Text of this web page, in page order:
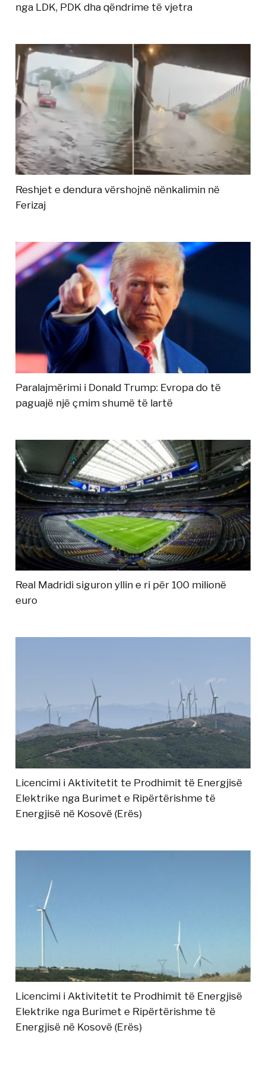
nga LDK, PDK dha qëndrime të vjetra
Reshjet e dendura vërshojnë nënkalimin në
Ferizaj
Paralajmërimi i Donald Trump: Evropa do të
paguajë një çmim shumë të lartë
Real Madridi siguron yllin e ri për 100 milionë
euro
Licencimi i Aktivitetit te Prodhimit të Energjisë
Elektrike nga Burimet e Ripërtërishme të
Energjisë në Kosovë (Erës)
Licencimi i Aktivitetit te Prodhimit të Energjisë
Elektrike nga Burimet e Ripërtërishme të
Energjisë në Kosovë (Erës)